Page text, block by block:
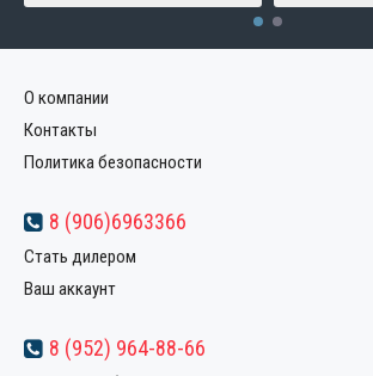
О компании
Контакты
Политика безопасности
8 (906)6963366
Стать дилером
Ваш аккаунт
8 (952) 964-88-66